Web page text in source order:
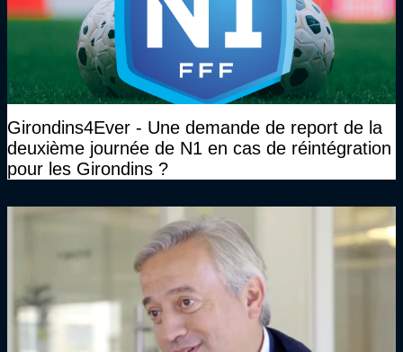
Girondins4Ever - Une demande de report de la
deuxième journée de N1 en cas de réintégration
pour les Girondins ?